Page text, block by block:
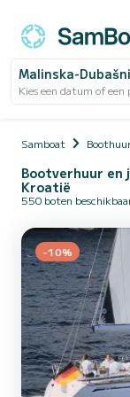
Malinska-
Kies een datum of een
Samboat
Bootverhuur en
Kroatië
550 boten
-10%